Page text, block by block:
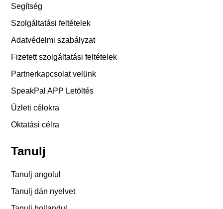
Segítség
Szolgáltatási feltételek
Adatvédelmi szabályzat
Fizetett szolgáltatási feltételek
Partnerkapcsolat velünk
SpeakPal APP Letöltés
Üzleti célokra
Oktatási célra
Tanulj
Tanulj angolul
Tanulj dán nyelvet